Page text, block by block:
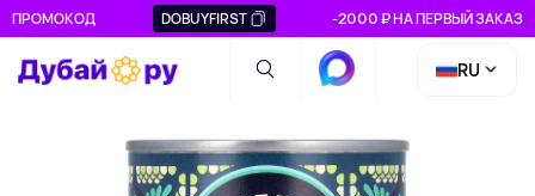
ПРОМОКОД DOBUYFIRST -2000 ₽ НА ПЕРВЫЙ ЗАКАЗ
RU